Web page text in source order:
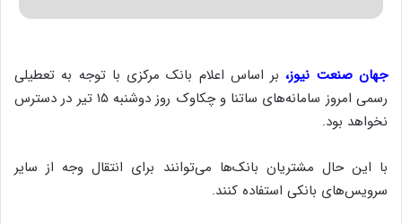
جهان صنعت نیوز،بر اساس اعلام بانک مرکزی با توجه به تعطیلی
رسمی امروز سامانه‌های ساتنا و چکاوک روز دوشنبه ۱۵ تیر در دسترس
نخواهد بود.
با این حال مشتریان بانک‌ها می‌توانند برای انتقال وجه از سایر
سرویس‌های بانکی استفاده کنند.